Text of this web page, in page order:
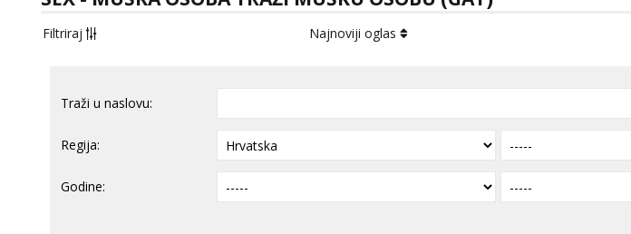
Filtriraj Najnoviji oglas
Traži u naslovu:
Regija:
Godine: